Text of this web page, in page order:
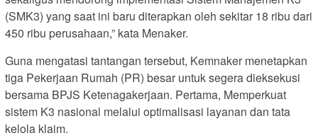
(SMK3) yang saat ini baru diterapkan oleh sekitar 18 ribu dari
450 ribu perusahaan,” kata Menaker.
Guna mengatasi tantangan tersebut, Kemnaker menetapkan
tiga Pekerjaan Rumah (PR) besar untuk segera dieksekusi
bersama BPJS Ketenagakerjaan. Pertama, Memperkuat
sistem K3 nasional melalui optimalisasi layanan dan tata
kelola klaim.